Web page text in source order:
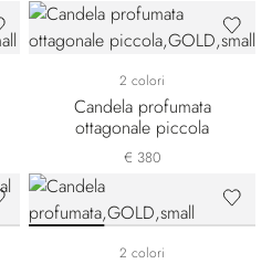
2 colori
Candela profumata
ottagonale piccola
€ 380
2 colori